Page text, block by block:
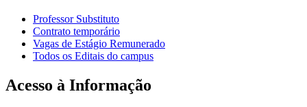
Professor Substituto
Contrato temporário
Vagas de Estágio Remunerado
Todos os Editais do campus
Acesso à Informação